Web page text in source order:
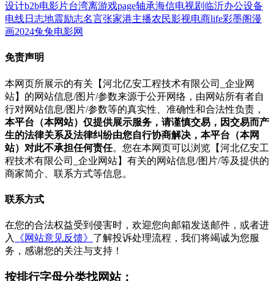
设计b2b电影片台湾离游戏page轴承海信电视剧 临沂办公设备
电线日志地震励志名言张家港主播农民影视电商life彩墨阁漫
画2024兔兔电影网
免责声明
本网页所展示的有关【河北亿安工程技术有限公司_企业网
站】的网站信息/图片/参数来源于公开网络，由网站所有者自
行对网站信息/图片/参数等的真实性、准确性和合法性负责，
本平台（本网站）仅提供展示服务，请谨慎交易，因交易而产
生的法律关系及法律纠纷由您自行协商解决，本平台（本网
站）对此不承担任何责任。您在本网页可以浏览【河北亿安工
程技术有限公司_企业网站】有关的网站信息/图片/等及提供的
商家简介、联系方式等信息。
联系方式
在您的合法权益受到侵害时，欢迎您向邮箱发送邮件，或者进
入
《网站意见反馈》 了解投诉处理流程，我们将竭诚为您服
务，感谢您的关注与支持！
按排行字母分类找网站：